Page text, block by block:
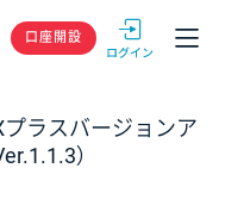
GMOクリック
口座開設
ラスバージョンア
）